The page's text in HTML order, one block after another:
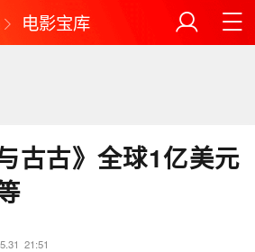
电影宝库
古古》全球1亿美元
21:51